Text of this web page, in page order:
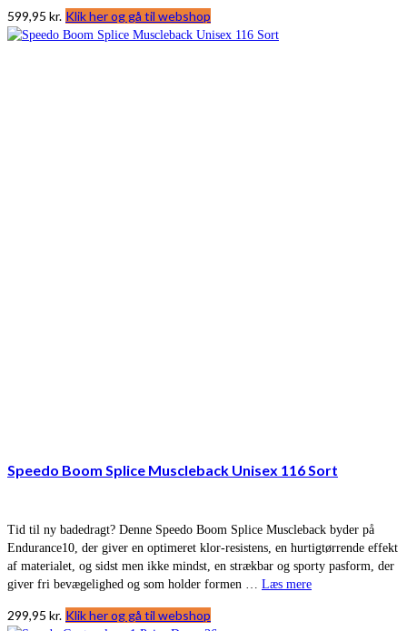
599,95 kr. Klik her og gå til webshop
Speedo Boom Splice Muscleback Unisex 116 Sort
Tid til ny badedragt? Denne Speedo Boom Splice Muscleback byder på
Endurance10, der giver en optimeret klor-resistens, en hurtigtørrende effekt
af materialet, og sidst men ikke mindst, en strækbar og sporty pasform, der
giver fri bevægelighed og som holder formen … Læs mere
299,95 kr. Klik her og gå til webshop